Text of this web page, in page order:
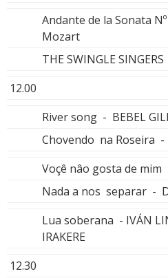
Andante de la Sonata
Mozart
THE SWINGLE SINGERS
12.00
River song - BEBEL
Chovendo na Roseira -
Voçê nâo gosta de mim
Nada a nos separar -
Lua soberana - IVÁN
IRAKERE
12.30